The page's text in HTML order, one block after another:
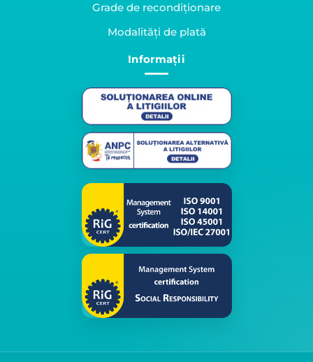
Grade de recondiționare
Modalități de plată
Informații